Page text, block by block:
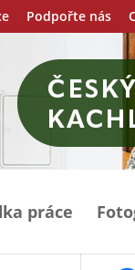
Podpořte nás
práce